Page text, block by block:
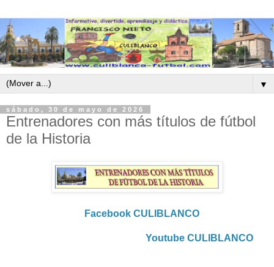
▼
sábado, 30 de mayo de 2026
Entrenadores con más títulos de fútbol
de la Historia
Facebook CULIBLANCO
Youtube CULIBLANCO